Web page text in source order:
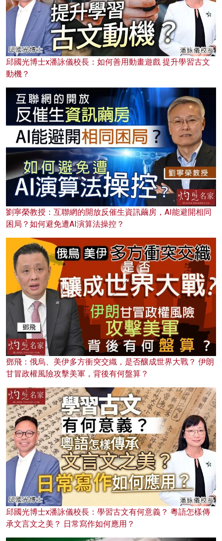
邱國光博士x潘詠儀校長：如何善用動畫遊戲 提升學習古文
動機？
劉寧榮教授：互聯網的開放反催生資訊繭房，AI能避開相同
困局？如何避免遭AI演算法操控？
鄧飛：俄烏、美伊多方衝突交織，是否釀成世界大戰？ 伊朗
甘冒政權風險攻擊美軍，背後有何盤算？
邱國光博士x潘詠儀校長：學習古文有何意義？ 粵語怎樣傳
承文言文之美？ 日常寫作如何應用？